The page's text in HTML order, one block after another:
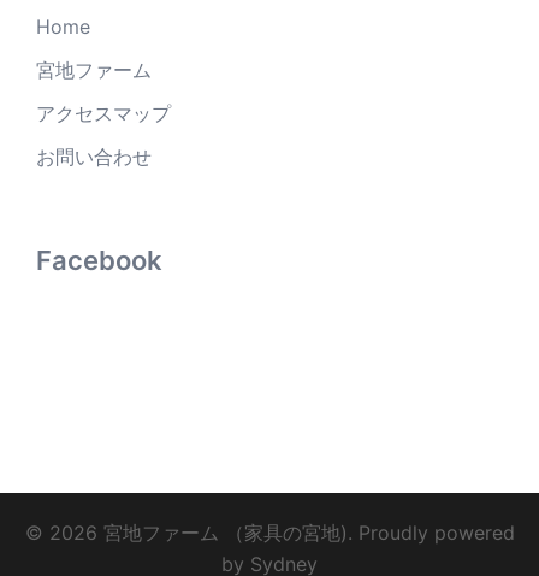
Home
宮地ファーム
アクセスマップ
お問い合わせ
Facebook
© 2026 宮地ファーム （家具の宮地). Proudly powered
by Sydney